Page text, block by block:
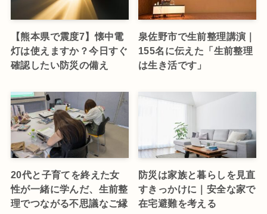
【熊本県で震度7】懐中電
灯は使えますか？今日すぐ
確認したい防災の備え
泉佐野市で生前整理講演｜
155名に伝えた「生前整理
は生き活です」
20代と子育てを終えた女
性が一緒に学んだ、生前整
理でつながる不思議なご縁
防災は家族と暮らしを見直
すきっかけに｜安全な家で
在宅避難を考える